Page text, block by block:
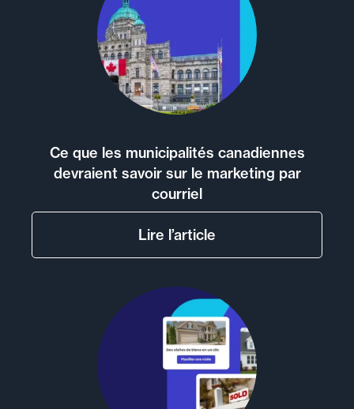
Ce que les municipalités canadiennes
devraient savoir sur le marketing par
courriel
Lire l’article